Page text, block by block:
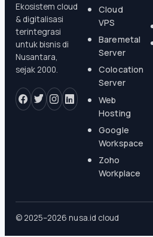
Ekosistem cloud
& digitalisasi
terintegrasi
untuk bisnis di
Nusantara,
sejak 2000.
Cloud
VPS
Baremetal
Server
Colocation
Server
Web
Hosting
Google
Workspace
Zoho
Workplace
© 2025–2026 nusa.id cloud